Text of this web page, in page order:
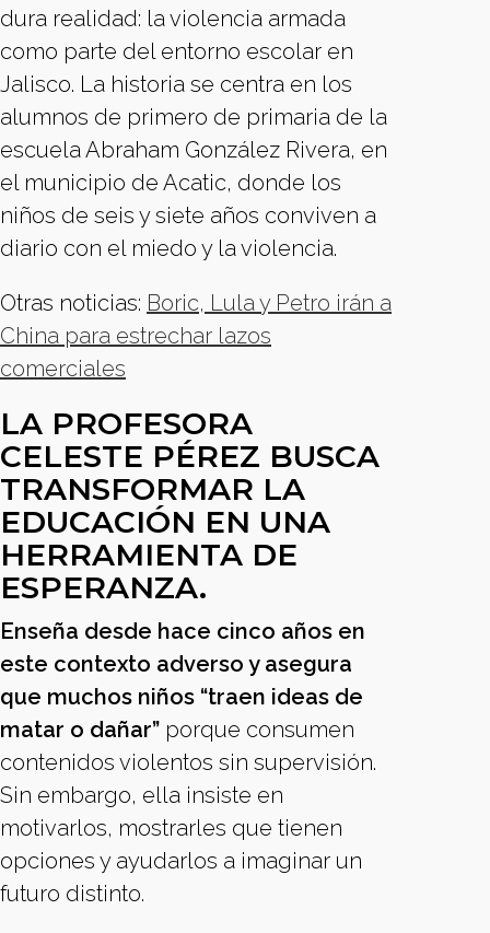
dura realidad: la violencia armada
como parte del entorno escolar en
Jalisco. La historia se centra en los
alumnos de primero de primaria de la
escuela Abraham González Rivera, en
el municipio de Acatic, donde los
niños de seis y siete años conviven a
diario con el miedo y la violencia.
Otras noticias: Boric, Lula y Petro irán a
China para estrechar lazos
comerciales
LA PROFESORA
CELESTE PÉREZ BUSCA
TRANSFORMAR LA
EDUCACIÓN EN UNA
HERRAMIENTA DE
ESPERANZA.
Enseña desde hace cinco años en
este contexto adverso y asegura
que muchos niños “traen ideas de
matar o dañar” porque consumen
contenidos violentos sin supervisión.
Sin embargo, ella insiste en
motivarlos, mostrarles que tienen
opciones y ayudarlos a imaginar un
futuro distinto.